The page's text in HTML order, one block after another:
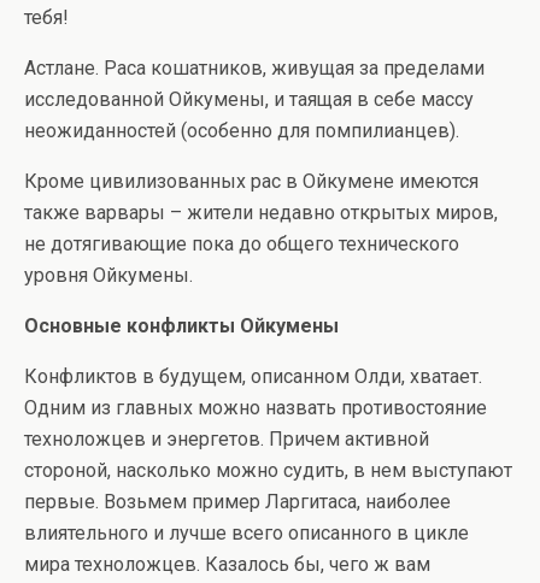
тебя!
Астлане. Раса кошатников, живущая за пределами
исследованной Ойкумены, и таящая в себе массу
неожиданностей (особенно для помпилианцев).
Кроме цивилизованных рас в Ойкумене имеются
также варвары – жители недавно открытых миров,
не дотягивающие пока до общего технического
уровня Ойкумены.
Основные конфликты Ойкумены
Конфликтов в будущем, описанном Олди, хватает.
Одним из главных можно назвать противостояние
техноложцев и энергетов. Причем активной
стороной, насколько можно судить, в нем выступают
первые. Возьмем пример Ларгитаса, наиболее
влиятельного и лучше всего описанного в цикле
мира техноложцев. Казалось бы, чего ж вам